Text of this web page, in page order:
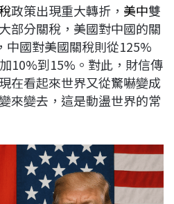
L
i
n
k
政策出現重大轉折， 美中雙
部分關稅，美國對中國的關
中國對美國關稅則從125%
10%到15%。對此，財信傳
在看起來世界又從驚嚇變成
來變去，這是動盪世界的常